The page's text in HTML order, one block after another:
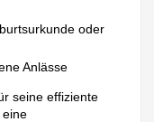
oder
Anlässe
seine effiziente
eine